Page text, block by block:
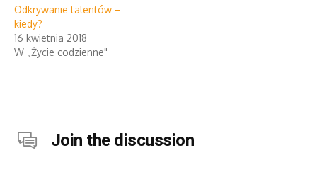
Odkrywanie talentów –
kiedy?
16 kwietnia 2018
W „Życie codzienne"
Join the discussion